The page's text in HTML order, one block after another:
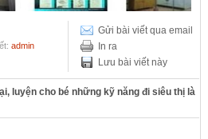
Gửi bài viết qua email
In ra
Lưu bài viết này
admin
luyện cho bé những kỹ năng đi siêu thị là